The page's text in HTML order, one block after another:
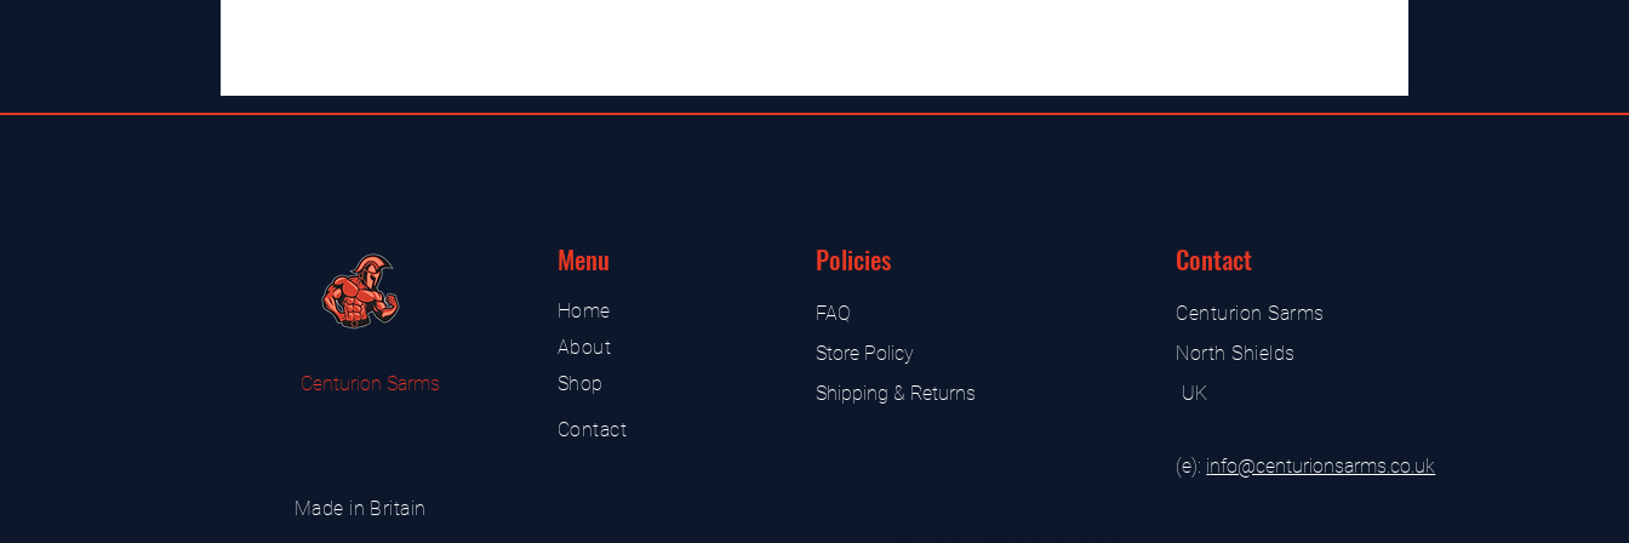
Centurion Sarms
Made in Britain
Menu
Home
About
Shop
Contact
Policies
FAQ
Store Policy
Shipping & Returns
Contact
Centurion Sarms
North Shields
UK
(e): info@centurionsarms.co.uk